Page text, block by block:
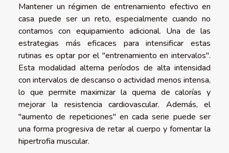
Mantener un régimen de entrenamiento efectivo en
casa puede ser un reto, especialmente cuando no
contamos con equipamiento adicional. Una de las
estrategias más eficaces para intensificar estas
rutinas es optar por el "entrenamiento en intervalos".
Esta modalidad alterna períodos de alta intensidad
con intervalos de descanso o actividad menos intensa,
lo que permite maximizar la quema de calorías y
mejorar la resistencia cardiovascular. Además, el
"aumento de repeticiones" en cada serie puede ser
una forma progresiva de retar al cuerpo y fomentar la
hipertrofia muscular.